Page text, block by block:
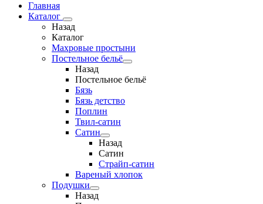
Главная
Каталог
Назад
Каталог
Махровые простыни
Постельное бельё
Назад
Постельное бельё
Бязь
Бязь детство
Поплин
Твил-сатин
Сатин
Назад
Сатин
Страйп-сатин
Вареный хлопок
Подушки
Назад